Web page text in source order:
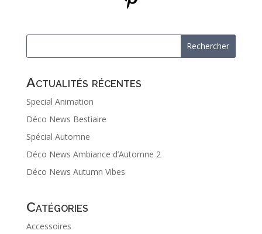
Actualités récentes
Special Animation
Déco News Bestiaire
Spécial Automne
Déco News Ambiance d’Automne 2
Déco News Autumn Vibes
Catégories
Accessoires